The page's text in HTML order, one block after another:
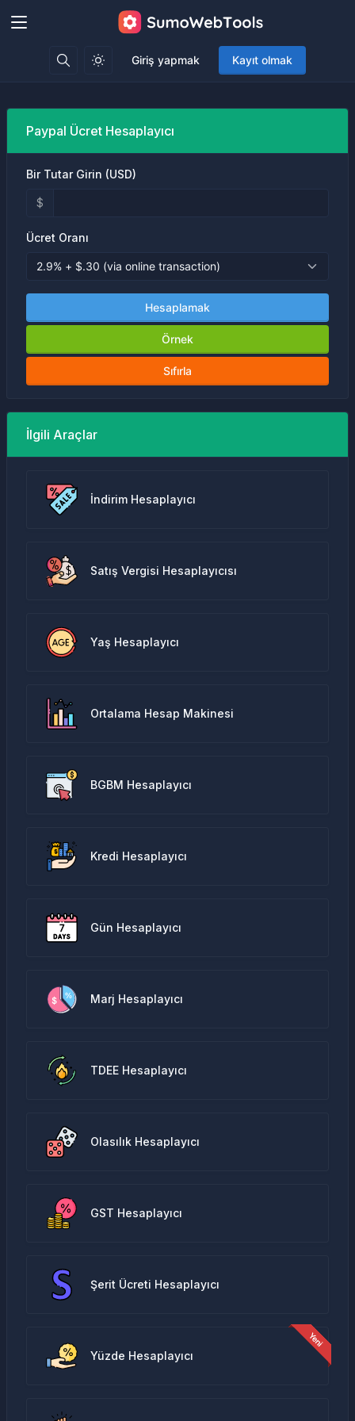
Giriş yapmak Kayıt olmak
Paypal Ücret Hesaplayıcı
Bir Tutar Girin (USD)
$
Ücret Oranı
Hesaplamak
Örnek
Sıfırla
İlgili Araçlar
İndirim Hesaplayıcı
Satış Vergisi Hesaplayıcısı
Yaş Hesaplayıcı
Ortalama Hesap Makinesi
BGBM Hesaplayıcı
Kredi Hesaplayıcı
Gün Hesaplayıcı
Marj Hesaplayıcı
TDEE Hesaplayıcı
Olasılık Hesaplayıcı
GST Hesaplayıcı
Şerit Ücreti Hesaplayıcı
Yüzde Hesaplayıcı